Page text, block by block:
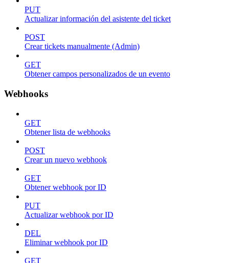
PUT
Actualizar información del asistente del ticket
POST
Crear tickets manualmente (Admin)
GET
Obtener campos personalizados de un evento
Webhooks
GET
Obtener lista de webhooks
POST
Crear un nuevo webhook
GET
Obtener webhook por ID
PUT
Actualizar webhook por ID
DEL
Eliminar webhook por ID
GET